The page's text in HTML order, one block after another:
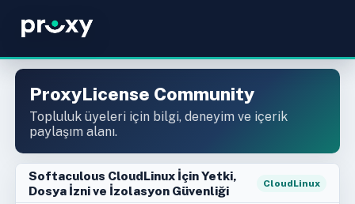
ProxyLicense Community
Topluluk üyeleri için bilgi, deneyim ve içerik
paylaşım alanı.
Softaculous CloudLinux İçin Yetki,
Dosya İzni ve İzolasyon Güvenliği
CloudLinux